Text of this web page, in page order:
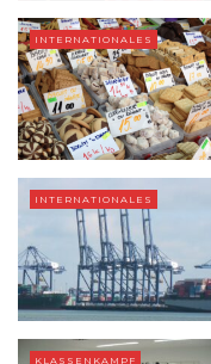
INTERNATIONALES
INTERNATIONALES
KLASSENKAMPF